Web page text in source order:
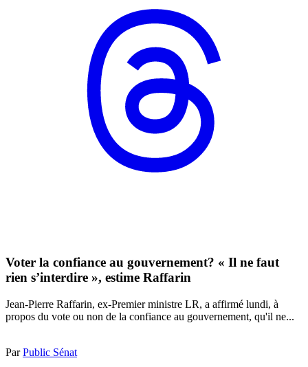
Voter la confiance au gouvernement? « Il ne faut
rien s’interdire », estime Raffarin
Jean-Pierre Raffarin, ex-Premier ministre LR, a affirmé lundi, à
propos du vote ou non de la confiance au gouvernement, qu'il ne...
ParPublic Sénat